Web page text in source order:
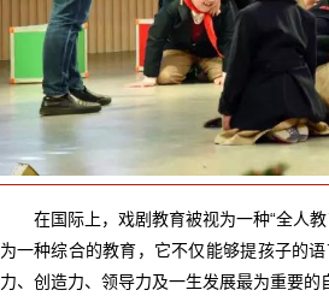
在国际上，戏剧教育被视为一种“全人
为一种综合的教育，它不仅能够提孩子的
力、创造力、领导力及一生发展最为重要的